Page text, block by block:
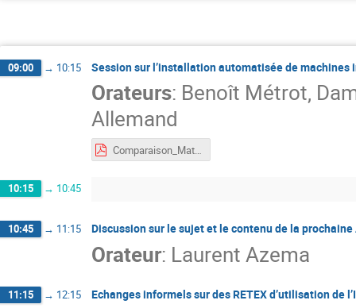
09:00 → 10:15 Session sur l’installation automatisée de machines
Orateurs: Benoît Métrot,
Allemand
Comparaison_Mathrice_deploiement__PC-1.pdf
10:15 → 10:45
10:45 → 11:15 Discussion sur le sujet et le contenu de la
Orateur: Laurent Azema
11:15 → 12:15 Echanges informels sur des RETEX d’utilisation de